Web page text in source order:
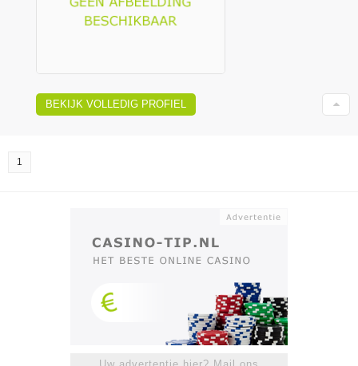
BEKIJK VOLLEDIG PROFIEL
1